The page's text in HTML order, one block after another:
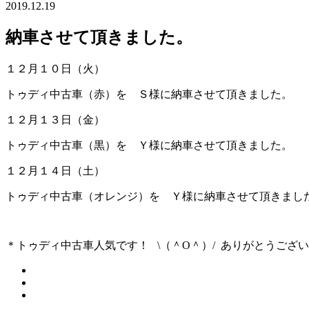
2019.12.19
納車させて頂きました。
１２月１０日（火）
トゥディ中古車（赤）を Ｓ様に納車させて頂きました。
１２月１３日（金）
トゥディ中古車（黒）を Ｙ様に納車させて頂きました。
１２月１４日（土）
トゥディ中古車（オレンジ）を Ｙ様に納車させて頂きまし
＊トゥディ中古車人気です！ \（＾O＾）/ ありがとうござい